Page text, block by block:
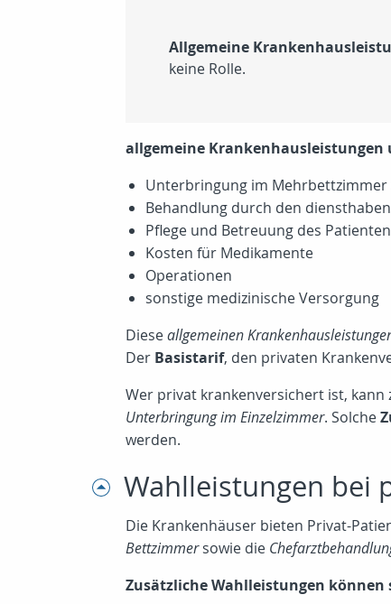
Allgemeine
keine Rolle.
allgemeine Krankenhausleistungen
Unterbringung im Mehrbettzimmer
Behandlung durch den
Pflege und Betreuung des Patienten
Kosten für Medikamente
Operationen
sonstige medizinische Versorgung
Dieseallgemeinen
Der Basistarif, den privaten
Wer privat krankenversichert ist, kann
Unterbringung im Einzelzimmer. Solche
werden.
Wahlleistungen bei
Die Krankenhäuser bieten Privat-
Bettzimmersowie die
Zusätzliche Wahlleistungen können